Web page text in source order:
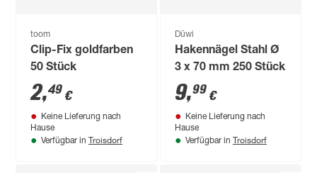
toom
Clip-Fix goldfarben
50 Stück
2,49 €
Keine Lieferung nach
Hause
Verfügbar in Troisdorf
Düwi
Hakennägel Stahl Ø
3 x 70 mm 250 Stück
9,99 €
Keine Lieferung nach
Hause
Verfügbar in Troisdorf